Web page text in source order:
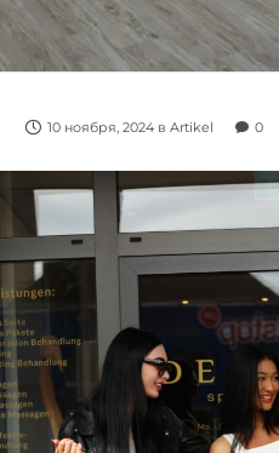
10 ноября, 2024 в Artikel 0